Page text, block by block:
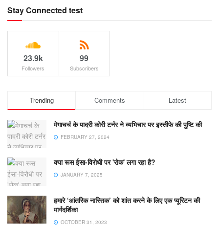
Stay Connected test
23.9k
Followers
99
Subscribers
Trending Comments Latest
मेगाचर्च के पादरी कोरी टर्नर ने व्यभिचार पर इस्तीफे की पुष्टि की
FEBRUARY 27, 2024
क्या रूस ईसा-विरोधी पर 'रोक' लगा रहा है?
JANUARY 7, 2025
हमारे ‘आंतरिक नास्तिक’ को शांत करने के लिए एक प्यूरिटन की
मार्गदर्शिका
OCTOBER 31, 2023